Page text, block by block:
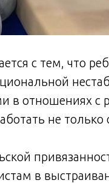
с тем, что
в отношениях с
не
в